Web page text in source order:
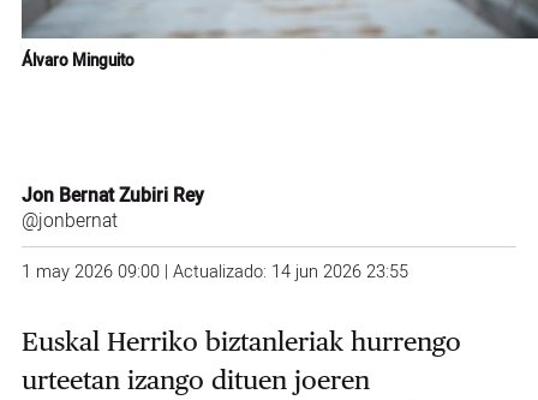
Álvaro Minguito
Jon Bernat Zubiri Rey
@jonbernat
1 may 2026 09:00 | Actualizado: 14 jun 2026 23:55
Euskal Herriko biztanleriak hurrengo
urteetan izango dituen joeren